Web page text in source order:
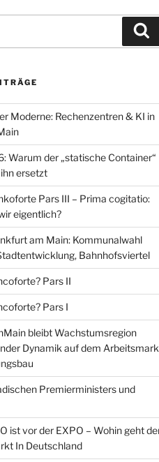
Moderne: Rechenzentren & KI in
Warum der „statische Container“
ersetzt
Pars III – Prima cogitatio:
eigentlich?
am Main: Kommunalwahl
Bahnhofsviertel
Pars II
Pars I
bleibt Wachstumsregion
Dynamik auf dem
Premierministers und
ist vor der EXPO – Wohin geht
In Deutschland